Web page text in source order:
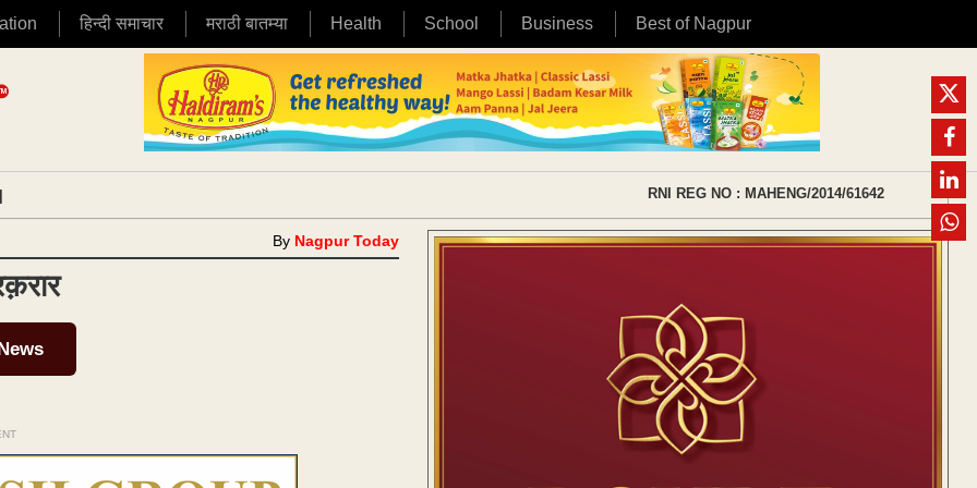
हिन्दी समाचार मराठी बातम्या Health School Business Best of Nagpur
RNI REG NO : MAHENG/2014/61642
By Nagpur Today